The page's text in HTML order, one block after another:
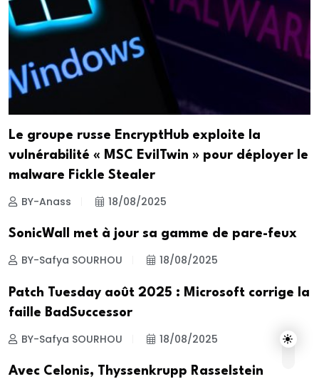
Le groupe russe EncryptHub exploite la
vulnérabilité « MSC EvilTwin » pour déployer le
malware Fickle Stealer
BY-Anass 18/08/2025
SonicWall met à jour sa gamme de pare-feux
BY-Safya SOURHOU 18/08/2025
Patch Tuesday août 2025 : Microsoft corrige la
faille BadSuccessor
BY-Safya SOURHOU 18/08/2025
Avec Celonis, Thyssenkrupp Rasselstein